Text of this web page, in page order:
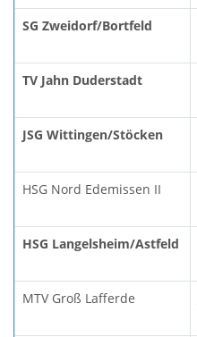
SG Zweidorf/Bortfeld
TV Jahn Duderstadt
JSG Wittingen/Stöcken
HSG Nord Edemissen II
HSG Langelsheim/Astfeld
MTV Groß Lafferde